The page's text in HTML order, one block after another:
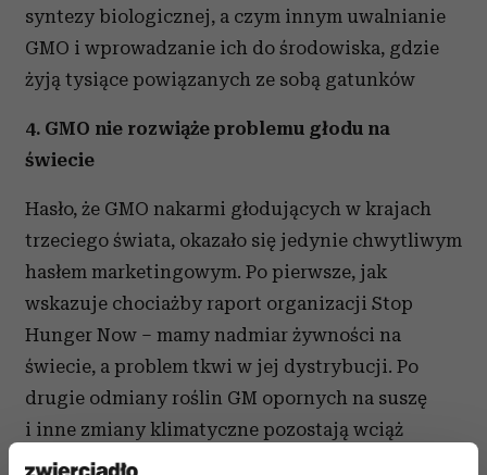
syntezy biologicznej, a czym innym uwalnianie
GMO i wprowadzanie ich do środowiska, gdzie
żyją tysiące powiązanych ze sobą gatunków
4. GMO nie rozwiąże problemu głodu na
świecie
Hasło, że GMO nakarmi głodujących w krajach
trzeciego świata, okazało się jedynie chwytliwym
hasłem marketingowym. Po pierwsze, jak
wskazuje chociażby raport organizacji Stop
Hunger Now – mamy nadmiar żywności na
świecie, a problem tkwi w jej dystrybucji. Po
drugie odmiany roślin GM opornych na suszę
i inne zmiany klimatyczne pozostają wciąż
w sferze badań laboratoryjnych.